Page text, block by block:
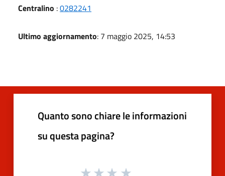
Centralino :0282241
Ultimo aggiornamento: 7 maggio 2025, 14:53
Quanto sono chiare le informazioni
su questa pagina?